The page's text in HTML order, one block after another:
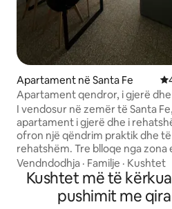
Apartament në Santa Fe
Apartament qendror, i gjerë
rehatshëm.
I vendosur në zemër të Santa
apartament i gjerë dhe i
ofron një qëndrim praktik dhe të
rehatshëm. Tre blloqe nga zona
këmbësorëve, zona kryesore
dhe një bllok nga terminali i
Pranë klinikave,
dhe La Ribera Shopping. E
Vendndodhja · Familje · Kushtet
Kushtet më të
pushimit me